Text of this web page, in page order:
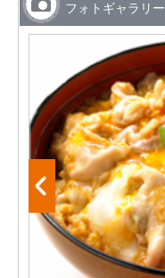
フォトギャラリー